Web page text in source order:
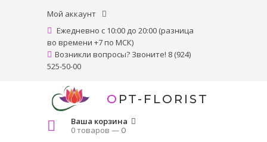
Мой аккаунт
Ежедневно с 10:00 до 20:00 (разница
во времени +7 по МСК)
Возникли вопросы? Звоните! 8 (924)
525-50-00
OPT-FLORIST
Ваша корзина
0 товаров —0